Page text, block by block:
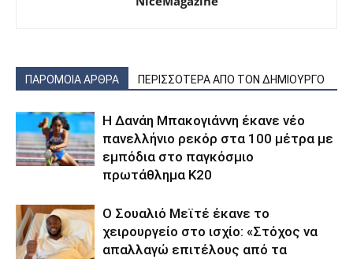
ΠΑΡΟΜΟΙΑ ΑΡΘΡΑ ΠΕΡΙΣΣΟΤΕΡΑ ΑΠΟ ΤΟΝ ΔΗΜΙΟΥΡΓΟ
Η Δανάη Μπακογιάννη έκανε νέο
πανελλήνιο ρεκόρ στα 100 μέτρα με
εμπόδια στο παγκόσμιο
πρωτάθλημα Κ20
Ο Σουαλιό Μεϊτέ έκανε το
χειρουργείο στο ισχίο: «Στόχος να
απαλλαγώ επιτέλους από τα